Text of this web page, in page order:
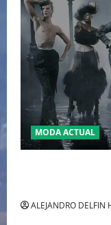
MODA ACTUAL
ALEJANDRO DELFIN